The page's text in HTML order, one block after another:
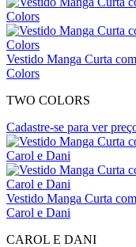
Vestido Manga Curta
Colors
TWO COLORS
Cadastre-se para ver
Vestido Manga Curta
Carol e Dani
CAROL E DANI